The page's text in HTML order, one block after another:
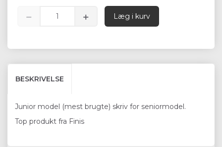
Læg i kurv
BESKRIVELSE
Junior model (mest brugte) skriv for seniormodel.
Top produkt fra Finis